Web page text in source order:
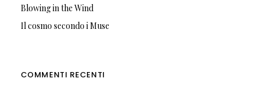
Blowing in the Wind
Il cosmo secondo i Muse
COMMENTI RECENTI